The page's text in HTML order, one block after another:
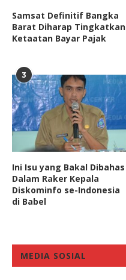
Samsat Definitif Bangka
Barat Diharap Tingkatkan
Ketaatan Bayar Pajak
3
Ini Isu yang Bakal Dibahas
Dalam Raker Kepala
Diskominfo se-Indonesia
di Babel
MEDIA SOSIAL